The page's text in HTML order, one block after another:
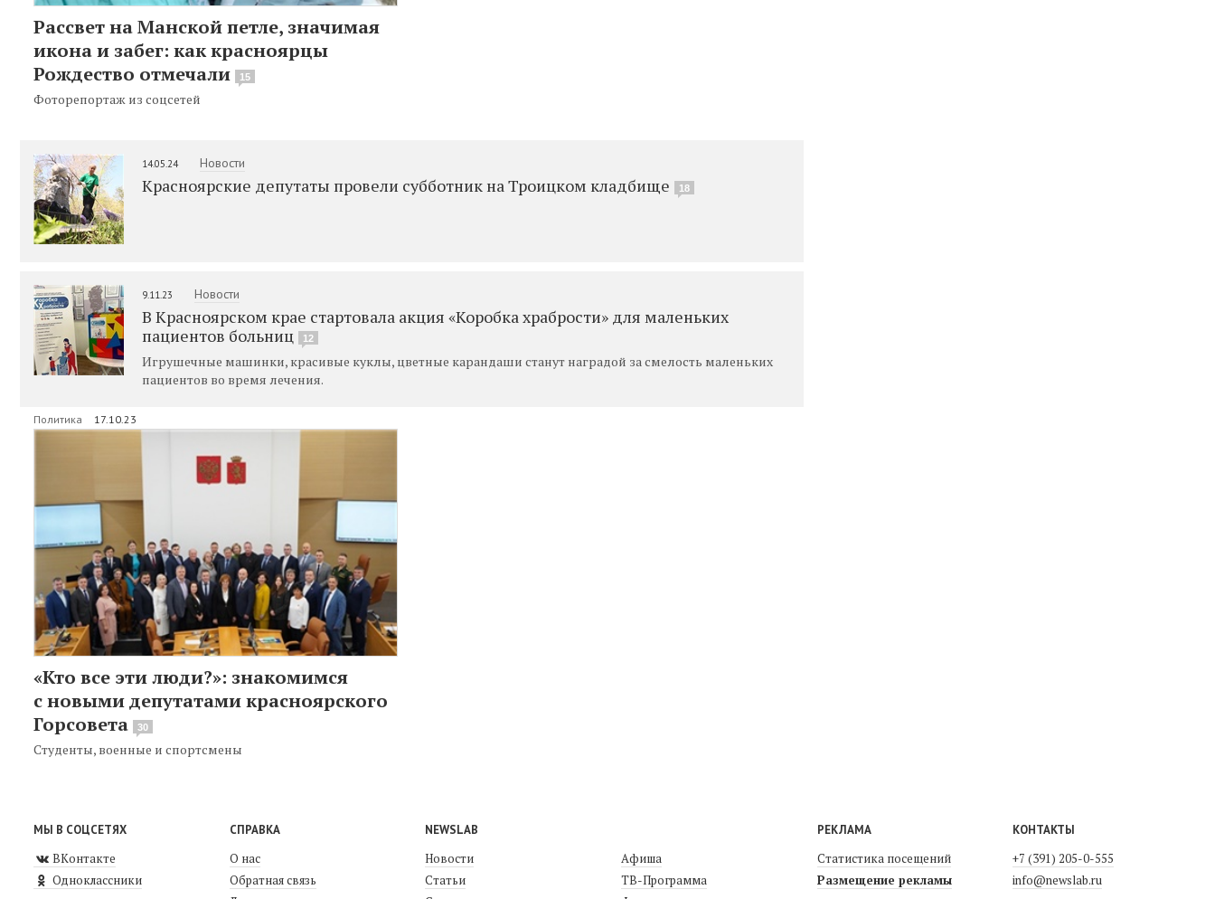
Рассвет на Манской петле, значимая
икона и забег: как красноярцы
Рождество отмечали
15
Фоторепортаж из соцсетей
14.05.24 Новости
Красноярские депутаты провели субботник на Троицком кладбище 18
9.11.23 Новости
В Красноярском крае стартовала акция «Коробка храбрости» для маленьких
пациентов больниц
12
Игрушечные машинки, красивые куклы, цветные карандаши станут наградой за смелость маленьких
пациентов во время лечения.
Политика 17.10.23
«Кто все эти люди?»: знакомимся
с новыми депутатами красноярского
Горсовета
30
Студенты, военные и спортсмены
МЫ В СОЦСЕТЯХ
ВКонтакте
Одноклассники
СПРАВКА
О нас
Обратная связь
NEWSLAB
Новости
Статьи
Афиша
ТВ-Программа
РЕКЛАМА
Статистика посещений
Размещение рекламы
КОНТАКТЫ
+7 (391) 205-0-555
info@newslab.ru